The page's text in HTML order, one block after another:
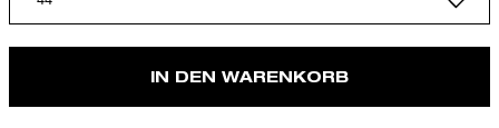
IN DEN WARENKORB